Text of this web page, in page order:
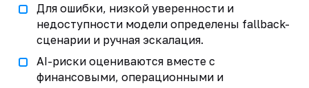
Для ошибки, низкой уверенности и
недоступности модели определены fallback-
сценарии и ручная эскалация.
AI-риски оцениваются вместе с
финансовыми, операционными и